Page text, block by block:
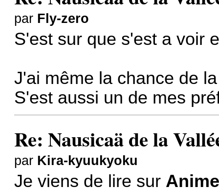
par Fly-zero
S'est sur que s'est a voir
J'ai même la chance de
S'est aussi un de mes
Re: Nausicaä de la
par Kira-kyuukyoku
Je viens de lire sur